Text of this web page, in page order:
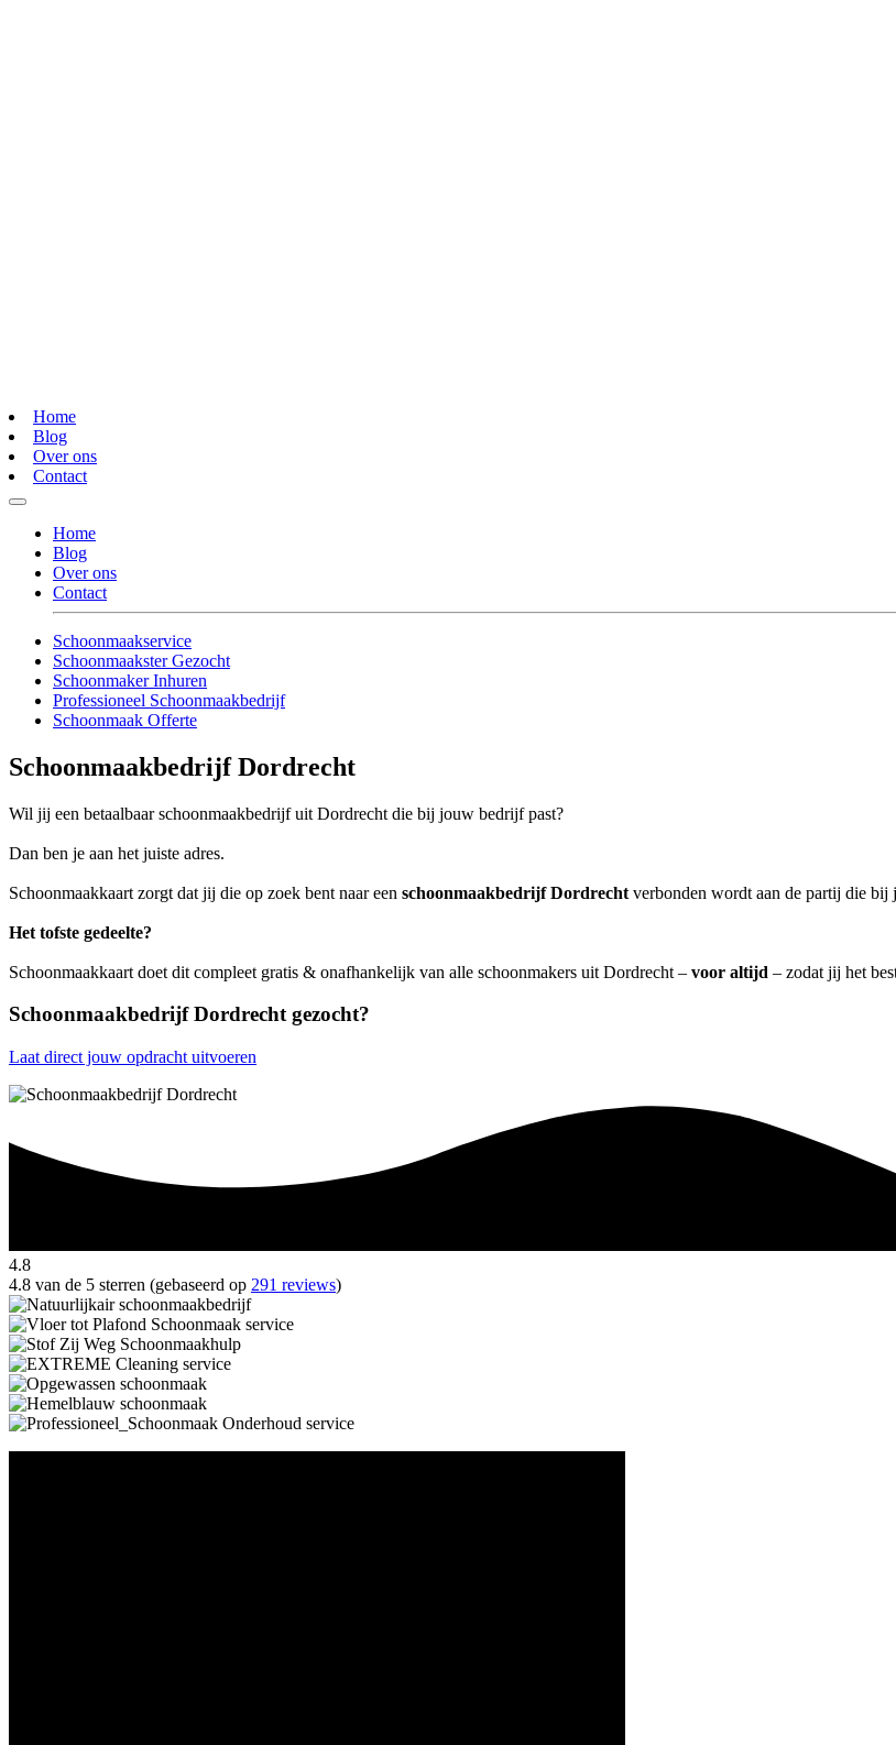
Home
Blog
Over ons
Contact
Home
Blog
Over ons
Contact
Schoonmaakservice
Schoonmaakster Gezocht
Schoonmaker Inhuren
Professioneel Schoonmaakbedrijf
Schoonmaak Offerte
Schoonmaakbedrijf Dordrecht
Wil jij een betaalbaar schoonmaakbedrijf uit Dordrecht die bij jouw bedrijf past?
Dan ben je aan het juiste adres.
Schoonmaakkaart zorgt dat jij die op zoek bent naar een schoonmaakbedrijf Dordrecht verbonden wordt aan de partij die bij
Het tofste gedeelte?
Schoonmaakkaart doet dit compleet gratis & onafhankelijk van alle schoonmakers uit Dordrecht – voor altijd – zodat jij het
Schoonmaakbedrijf Dordrecht gezocht?
Laat direct jouw opdracht uitvoeren
4.8
4.8 van de 5 sterren (gebaseerd op 291 reviews)